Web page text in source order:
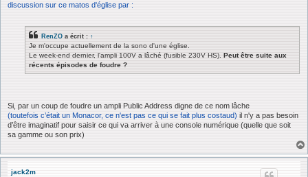
discussion sur ce matos d'église par :
RenZO a écrit : ↑
Je m'occupe actuellement de la sono d'une église.
Le week-end dernier, l'ampli 100V a lâché (fusible 230V HS). Peut être suite aux
récents épisodes de foudre ?
Si, par un coup de foudre un ampli Public Address digne de ce nom lâche
(toutefois c’était un Monacor, ce n'est pas ce qui se fait plus costaud) il n'y a pas besoin
d’être imaginatif pour saisir ce qui va arriver à une console numérique (quelle que soit
sa gamme ou son prix)
jack2m